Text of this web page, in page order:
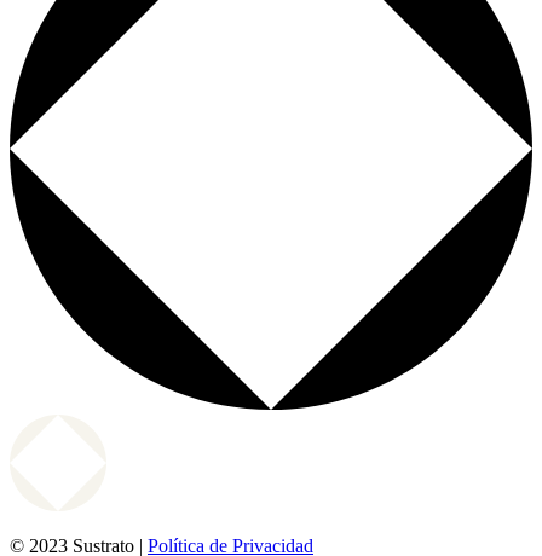
© 2023 Sustrato | Política de Privacidad